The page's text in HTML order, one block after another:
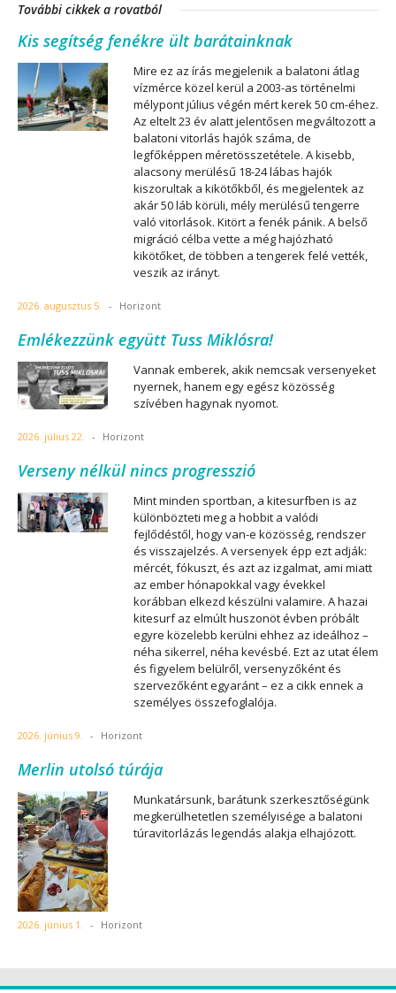
További cikkek a rovatból
Kis segítség fenékre ült barátainknak
Mire ez az írás megjelenik a balatoni átlag
vízmérce közel kerül a 2003-as történelmi
mélypont július végén mért kerek 50 cm-éhez.
Az eltelt 23 év alatt jelentősen megváltozott a
balatoni vitorlás hajók száma, de
legfőképpen méretösszetétele. A kisebb,
alacsony merülésű 18-24 lábas hajók
kiszorultak a kikötőkből, és megjelentek az
akár 50 láb körüli, mély merülésű tengerre
való vitorlások. Kitört a fenék pánik. A belső
migráció célba vette a még hajózható
kikötőket, de többen a tengerek felé vették,
veszik az irányt.
2026. augusztus 5. - Horizont
Emlékezzünk együtt Tuss Miklósra!
Vannak emberek, akik nemcsak versenyeket
nyernek, hanem egy egész közösség
szívében hagynak nyomot.
2026. július 22. - Horizont
Verseny nélkül nincs progresszió
Mint minden sportban, a kitesurfben is az
különbözteti meg a hobbit a valódi
fejlődéstől, hogy van-e közösség, rendszer
és visszajelzés. A versenyek épp ezt adják:
mércét, fókuszt, és azt az izgalmat, ami miatt
az ember hónapokkal vagy évekkel
korábban elkezd készülni valamire. A hazai
kitesurf az elmúlt huszonöt évben próbált
egyre közelebb kerülni ehhez az ideálhoz –
néha sikerrel, néha kevésbé. Ezt az utat élem
és figyelem belülről, versenyzőként és
szervezőként egyaránt – ez a cikk ennek a
személyes összefoglalója.
2026. június 9. - Horizont
Merlin utolsó túrája
Munkatársunk, barátunk szerkesztőségünk
megkerülhetetlen személyisége a balatoni
túravitorlázás legendás alakja elhajózott.
2026. június 1. - Horizont